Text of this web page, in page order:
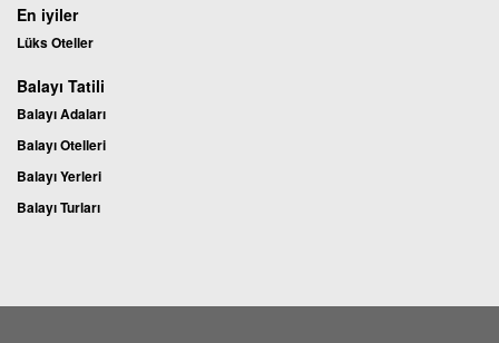
En iyiler
Lüks Oteller
Balayı Tatili
Balayı Adaları
Balayı Otelleri
Balayı Yerleri
Balayı Turları